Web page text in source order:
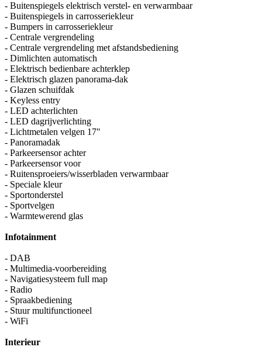
- Buitenspiegels elektrisch verstel- en verwarmbaar
- Buitenspiegels in carrosseriekleur
- Bumpers in carrosseriekleur
- Centrale vergrendeling
- Centrale vergrendeling met afstandsbediening
- Dimlichten automatisch
- Elektrisch bedienbare achterklep
- Elektrisch glazen panorama-dak
- Glazen schuifdak
- Keyless entry
- LED achterlichten
- LED dagrijverlichting
- Lichtmetalen velgen 17"
- Panoramadak
- Parkeersensor achter
- Parkeersensor voor
- Ruitensproeiers/wisserbladen verwarmbaar
- Speciale kleur
- Sportonderstel
- Sportvelgen
- Warmtewerend glas
Infotainment
- DAB
- Multimedia-voorbereiding
- Navigatiesysteem full map
- Radio
- Spraakbediening
- Stuur multifunctioneel
- WiFi
Interieur